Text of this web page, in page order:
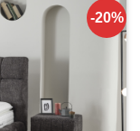
-20%
към
списъка с
харесани